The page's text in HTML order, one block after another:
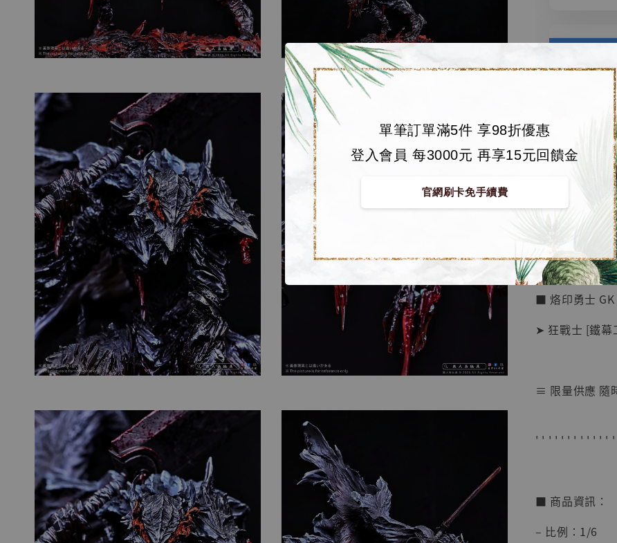
單筆訂單滿5件 享98折優惠
登入會員 每3000元 再享15元回饋金
官網刷卡免手續費
【店
系列
鳥山
工作
NT$
🏝【無人島玩
■ 烙印勇士 GK
➤ 狂戰士 [鐵幕
≡ 限量供應 隨
' ' ' ' ' ' ' ' ' ' ' '
■ 商品資訊：
– 比例：1/6